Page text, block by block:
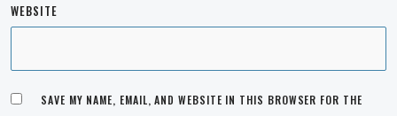
WEBSITE
SAVE MY NAME, EMAIL, AND WEBSITE IN THIS BROWSER FOR THE